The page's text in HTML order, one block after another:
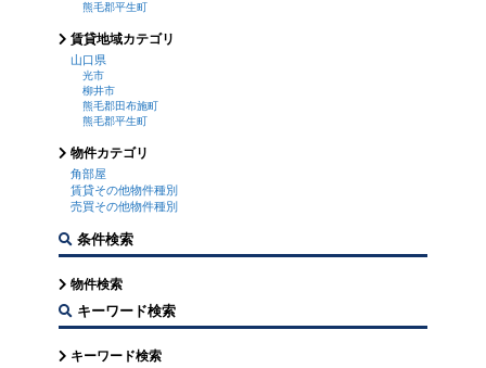
熊毛郡平生町
賃貸地域カテゴリ
山口県
光市
柳井市
熊毛郡田布施町
熊毛郡平生町
物件カテゴリ
角部屋
賃貸その他物件種別
売買その他物件種別
条件検索
物件検索
キーワード検索
キーワード検索